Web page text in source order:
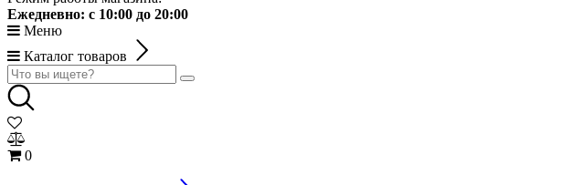
Ежедневно: с 10:00 до 20:00
Меню
Каталог товаров
0